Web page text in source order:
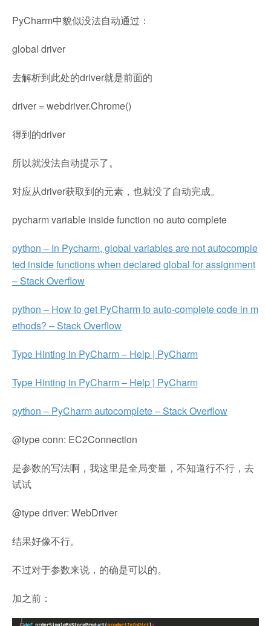
PyCharm中貌似没法自动通过：
global driver
去解析到此处的driver就是前面的
driver =webdriver.Chrome()
得到的driver
所以就没法自动提示了。
对应从driver获取到的元素，也就没了自动完成。
pycharm variable inside function no auto complete
python – In Pycharm, global variables are not autocomple
ted inside functions when declared global for assignment
– Stack Overflow
python – How to get PyCharm to auto-complete code in m
ethods? – Stack Overflow
Type Hinting in PyCharm – Help | PyCharm
Type Hinting in PyCharm – Help | PyCharm
python – PyCharm autocomplete – Stack Overflow
@type conn: EC2Connection
是参数的写法啊，我这里是全局变量，不知道行不行，去
试试
@type driver: WebDriver
结果好像不行。
不过对于参数来说，的确是可以的。
加之前：